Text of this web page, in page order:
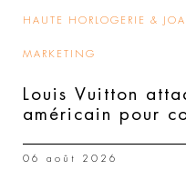
HAUTE HORLOGERIE &
MARKETING
Louis Vuitton
américain pour
06 août 2026